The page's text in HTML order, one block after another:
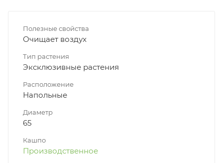
Полезные свойства
Очищает воздух
Тип растения
Эксклюзивные растения
Расположение
Напольные
Диаметр
65
Кашпо
Производственное